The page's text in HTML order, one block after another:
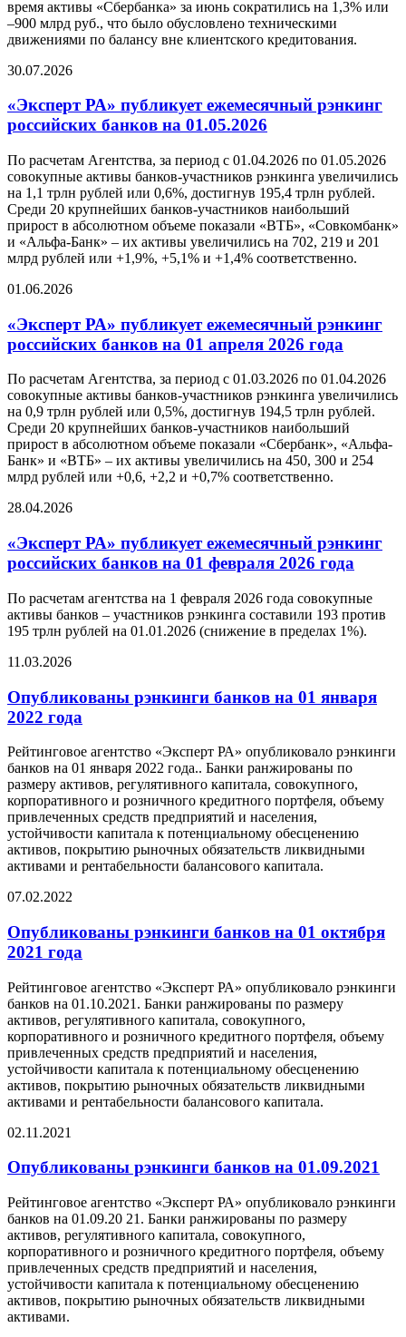
время активы «Сбербанка» за июнь сократились на 1,3% или
–900 млрд руб., что было обусловлено техническими
движениями по балансу вне клиентского кредитования.
30.07.2026
«Эксперт РА» публикует ежемесячный рэнкинг
российских банков на 01.05.2026
По расчетам Агентства, за период с 01.04.2026 по 01.05.2026
совокупные активы банков-участников рэнкинга увеличились
на 1,1 трлн рублей или 0,6%, достигнув 195,4 трлн рублей.
Среди 20 крупнейших банков-участников наибольший
прирост в абсолютном объеме показали «ВТБ», «Совкомбанк»
и «Альфа-Банк» – их активы увеличились на 702, 219 и 201
млрд рублей или +1,9%, +5,1% и +1,4% соответственно.
01.06.2026
«Эксперт РА» публикует ежемесячный рэнкинг
российских банков на 01 апреля 2026 года
По расчетам Агентства, за период с 01.03.2026 по 01.04.2026
совокупные активы банков-участников рэнкинга увеличились
на 0,9 трлн рублей или 0,5%, достигнув 194,5 трлн рублей.
Среди 20 крупнейших банков-участников наибольший
прирост в абсолютном объеме показали «Сбербанк», «Альфа-
Банк» и «ВТБ» – их активы увеличились на 450, 300 и 254
млрд рублей или +0,6, +2,2 и +0,7% соответственно.
28.04.2026
«Эксперт РА» публикует ежемесячный рэнкинг
российских банков на 01 февраля 2026 года
По расчетам агентства на 1 февраля 2026 года совокупные
активы банков – участников рэнкинга составили 193 против
195 трлн рублей на 01.01.2026 (снижение в пределах 1%).
11.03.2026
Опубликованы рэнкинги банков на 01 января
2022 года
Рейтинговое агентство «Эксперт РА» опубликовало рэнкинги
банков на 01 января 2022 года.. Банки ранжированы по
размеру активов, регулятивного капитала, совокупного,
корпоративного и розничного кредитного портфеля, объему
привлеченных средств предприятий и населения,
устойчивости капитала к потенциальному обесценению
активов, покрытию рыночных обязательств ликвидными
активами и рентабельности балансового капитала.
07.02.2022
Опубликованы рэнкинги банков на 01 октября
2021 года
Рейтинговое агентство «Эксперт РА» опубликовало рэнкинги
банков на 01.10.2021. Банки ранжированы по размеру
активов, регулятивного капитала, совокупного,
корпоративного и розничного кредитного портфеля, объему
привлеченных средств предприятий и населения,
устойчивости капитала к потенциальному обесценению
активов, покрытию рыночных обязательств ликвидными
активами и рентабельности балансового капитала.
02.11.2021
Опубликованы рэнкинги банков на 01.09.2021
Рейтинговое агентство «Эксперт РА» опубликовало рэнкинги
банков на 01.09.20 21. Банки ранжированы по размеру
активов, регулятивного капитала, совокупного,
корпоративного и розничного кредитного портфеля, объему
привлеченных средств предприятий и населения,
устойчивости капитала к потенциальному обесценению
активов, покрытию рыночных обязательств ликвидными
активами.